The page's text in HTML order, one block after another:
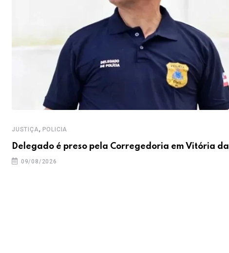
JUSTIÇA, POLICIA
Delegado é preso pela Corregedoria em Vitória da
09/08/2026